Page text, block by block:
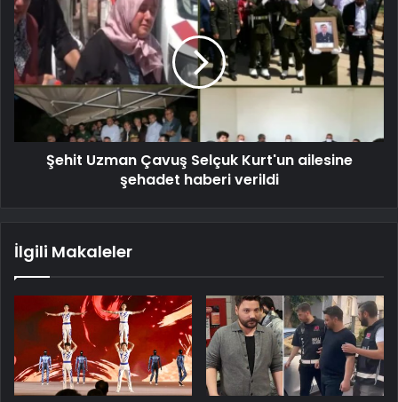
Şehit Uzman Çavuş Selçuk Kurt'un ailesine
şehadet haberi verildi
İlgili Makaleler